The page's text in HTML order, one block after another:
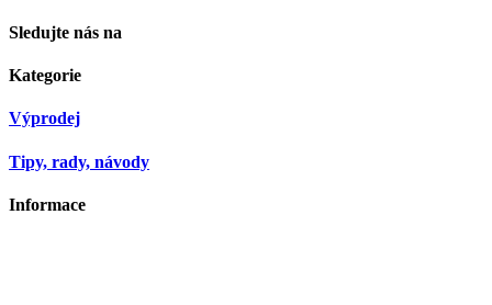
Sledujte nás na
Kategorie
Výprodej
Tipy, rady, návody
Informace